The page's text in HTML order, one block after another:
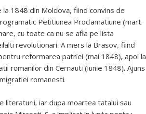
1848 din Moldova, fiind convins de
Petitiunea Proclamatiune (mart.
cu toate ca nu se afla pe lista
revolutionari. A mers la Brasov, fiind
reformarea patriei (mai 1848), apoi la
romanilor din Cernauti (iunie 1848). Ajuns
romanesti.
literaturii, iar dupa moartea tatalui sau